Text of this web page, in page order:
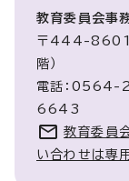
教育委員会事
〒444-8601
階）
電話：
6643
教育委員
い合わせは専